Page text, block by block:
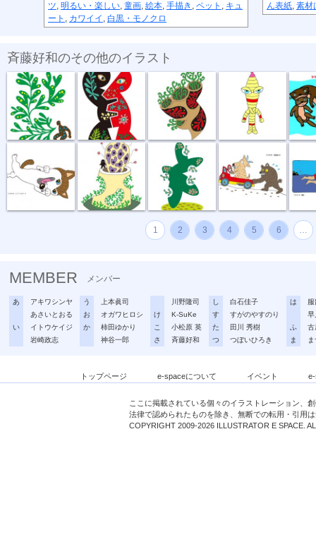
ツ, 明るい・楽しい, 童画, 絵本, 手描き , ペット , キュ
ート , カワイイ , 白黒・モノクロ
ん表紙, 素材
斉藤好和のその他のイラスト
植物のチカラ 組み合わせ 植木鉢
どう、このポ... おいしい匂い 新しい種 坂道登れば 遠泳
1 2 3 4 5 6 …
MEMBER メンバー
あ
アキワシンヤ
あさいとおる
い
イトウケイジ
岩崎政志
う
上本眞司
お
オガワヒロシ
か
柿田ゆかり
神谷一郎
川野隆司
け
K-SuKe
こ
小松原 英
さ
斉藤好和
し
白石佳子
す
すがのやすのり
た
田川 秀樹
つ
つぼいひろき
は
早
ふ
古
ま
トップページ e-spaceについて イベント
ここに掲載されている個々のイラストレーション、
法律で認められたものを除き、無断での転用・引用
COPYRIGHT 2009-2026 ILLUSTRATOR E SPACE.